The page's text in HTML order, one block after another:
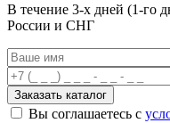
В течение 3-х дней (1-го
России и СНГ
Заказать каталог
Вы соглашаетесь с